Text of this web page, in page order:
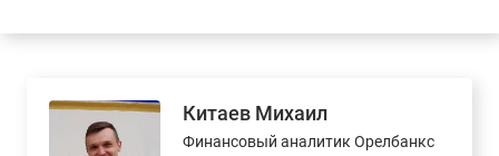
Китаев Михаил
Финансовый аналитик Орелбанкс